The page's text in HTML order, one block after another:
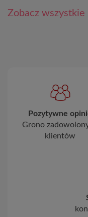
Zobacz
Pozytywne
Grono
klientów